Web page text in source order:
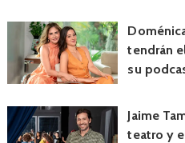
tendrán
su
Jaime
teatro y